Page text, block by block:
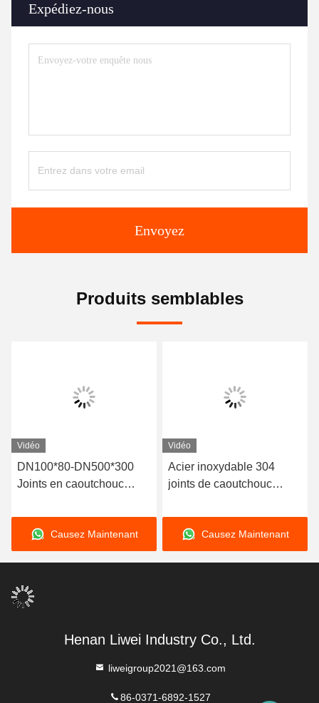
Expédiez-nous
Envoyez
Produits semblables
Vidéo
DN100*80-DN500*300
Joints en caoutchouc
pour une plage de
température de -15 à 80
°C Spécial -30 à 150 °C
Causez Maintenant
Vidéo
Acier inoxydable 304
joints de caoutchouc
bride pour
environnements sous
pression
Causez Maintenant
Henan Liwei Industry Co., Ltd.
liweigroup2021@163.com
86-0371-6892-1527